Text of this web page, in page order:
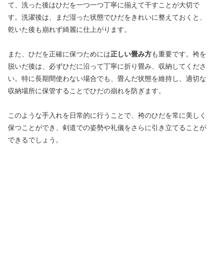
て、洗った後はひだを一つ一つ丁寧に揃えて干すことが大切で
す。洗濯後は、まだ湿った状態でひだをきれいに整えておくと、
乾いた後も崩れず綺麗に仕上がります。
また、ひだを正確に保つためには正しい畳み方も重要です。袴を
脱いだ後は、必ずひだに沿って丁寧に折り畳み、収納してくださ
い。特に長期間使わない場合でも、畳んだ状態を維持し、適切な
収納場所に保管することでひだの崩れを防ぎます。
このような手入れを日常的に行うことで、袴のひだを常に美しく
保つことができ、剣道での姿勢や礼儀をさらに引き立てることが
できるでしょう。